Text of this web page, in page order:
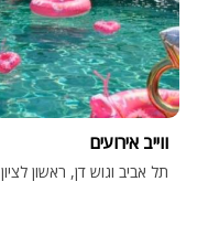
ווייב אירועים
תל אביב וגוש דן, ראשון לציון